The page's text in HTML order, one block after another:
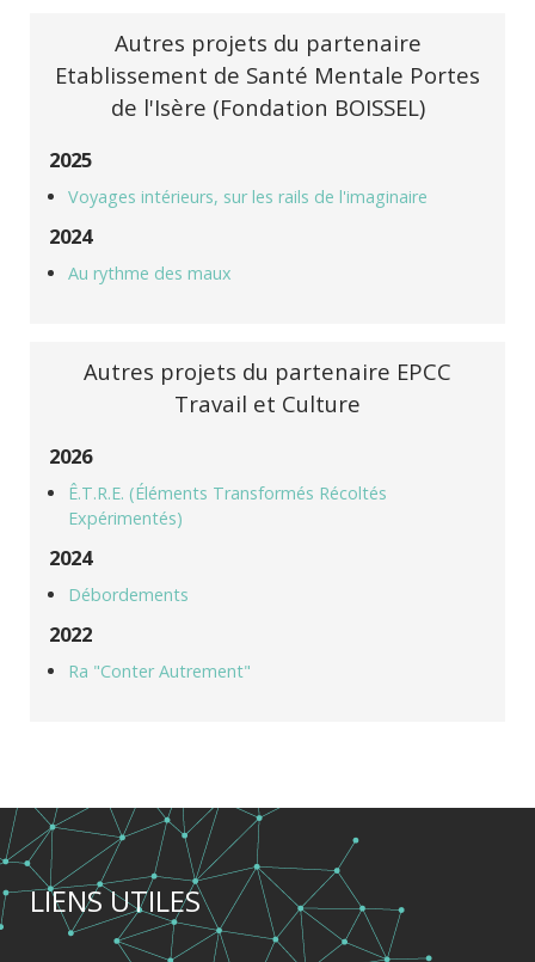
Autres projets du partenaire
Etablissement de Santé Mentale Portes
de l'Isère (Fondation BOISSEL)
2025
Voyages intérieurs, sur les rails de l'imaginaire
2024
Au rythme des maux
Autres projets du partenaire EPCC
Travail et Culture
2026
Ê.T.R.E. (Éléments Transformés Récoltés
Expérimentés)
2024
Débordements
2022
Ra "Conter Autrement"
LIENS UTILES